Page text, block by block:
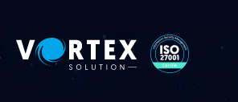
Vortex
Solution